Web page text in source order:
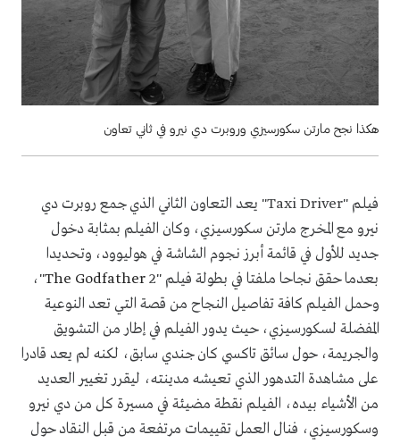
هكذا نجح مارتن سكورسيزي وروبرت دي نيرو في ثاني تعاون
فيلم "Taxi Driver" يعد التعاون الثاني الذي جمع روبرت دي
نيرو مع المخرج مارتن سكورسيزي، وكان الفيلم بمثابة دخول
جديد للأول في قائمة أبرز نجوم الشاشة في هوليوود، وتحديدا
بعدما حقق نجاحا ملفتا في بطولة فيلم "
The Godfather2
"،
وحمل الفيلم كافة تفاصيل النجاح من قصة التي تعد النوعية
المفضلة لسكورسيزي، حيث يدور الفيلم في إطار من التشويق
والجريمة، حول سائق تاكسي كان جندي سابق، لكنه لم يعد قادرا
على مشاهدة التدهور الذي تعيشه مدينته، ليقرر تغيير العديد
من الأشياء بيده، الفيلم نقطة مضيئة في مسيرة كل من دي نيرو
وسكورسيزي، فنال العمل تقييمات مرتفعة من قبل النقاد حول